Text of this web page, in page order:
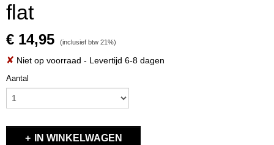
flat
€ 14,95 (inclusief btw 21%)
✘ Niet op voorraad - Levertijd 6-8 dagen
Aantal
IN WINKELWAGEN